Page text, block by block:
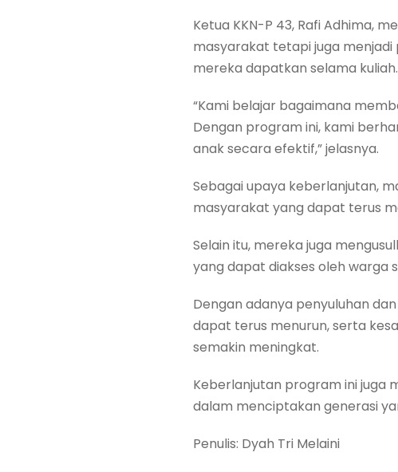
Ketua KKN-P 43, Rafi Adhima,
masyarakat tetapi juga
mereka dapatkan selama kuliah.
“Kami belajar bagaimana
Dengan program ini, kami
anak secara efektif,” jelasnya.
Sebagai upaya keberlanjutan,
masyarakat yang dapat terus
Selain itu, mereka juga
yang dapat diakses oleh warga
Dengan adanya penyuluhan
dapat terus menurun, serta
semakin meningkat.
Keberlanjutan program ini juga
dalam menciptakan generasi
Penulis: Dyah Tri Melaini